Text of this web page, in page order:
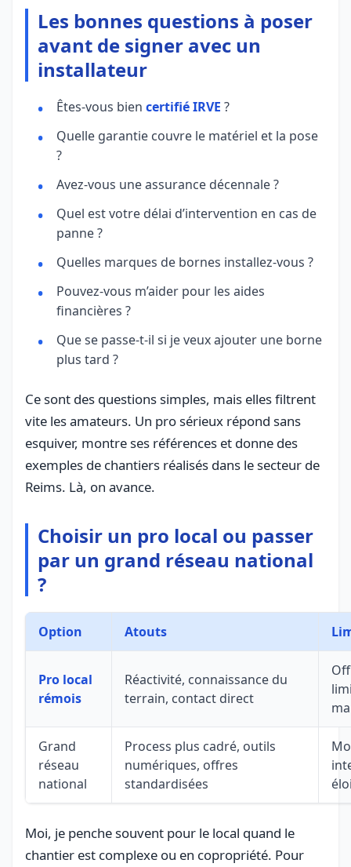
Les bonnes questions à poser
avant de signer avec un
installateur
Êtes-vous bien certifié IRVE ?
Quelle garantie couvre le matériel et la pose
?
Avez-vous une assurance décennale ?
Quel est votre délai d’intervention en cas de
panne ?
Quelles marques de bornes installez-vous ?
Pouvez-vous m’aider pour les aides
financières ?
Que se passe-t-il si je veux ajouter une borne
plus tard ?
Ce sont des questions simples, mais elles filtrent
vite les amateurs. Un pro sérieux répond sans
esquiver, montre ses références et donne des
exemples de chantiers réalisés dans le secteur de
Reims. Là, on avance.
Choisir un pro local ou passer
par un grand réseau national
?
Option Atouts
Pro local
rémois
Réactivité, connaissance du
terrain, contact direct
Grand
réseau
national
Process plus cadré, outils
numériques, offres
standardisées
Moi, je penche souvent pour le local quand le
chantier est complexe ou en copropriété. Pour